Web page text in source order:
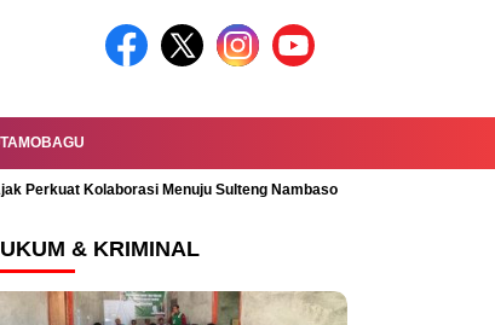
Perkuat Kolaborasi Menuju Sulteng Nambaso
& KRIMINAL